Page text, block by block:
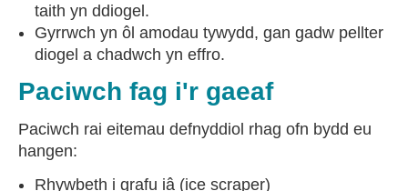
taith yn ddiogel.
Gyrrwch yn ôl amodau tywydd, gan gadw pellter
diogel a chadwch yn effro.
Paciwch fag i'r gaeaf
Paciwch rai eitemau defnyddiol rhag ofn bydd eu
hangen:
Rhywbeth i grafu iâ (ice scraper)